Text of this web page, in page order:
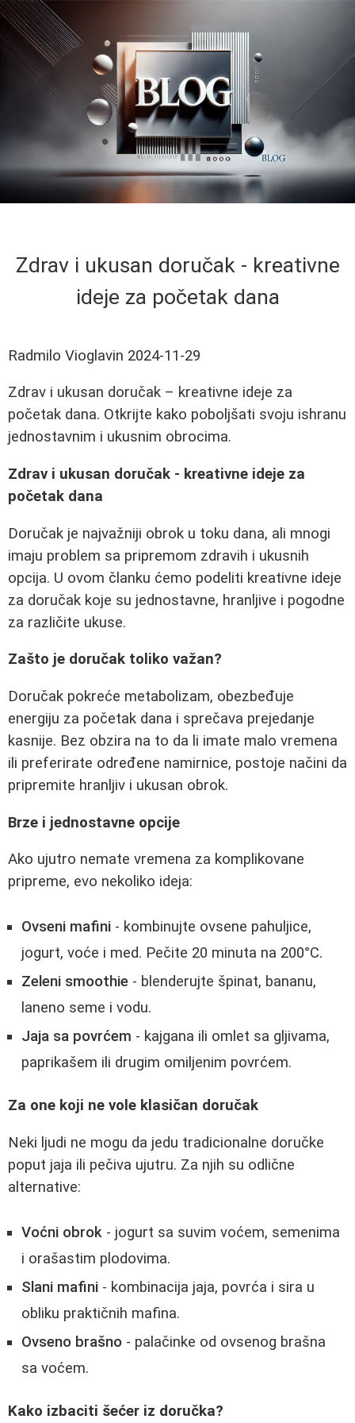
Zdrav i ukusan doručak - kreativne
ideje za početak dana
Radmilo Vioglavin 2024-11-29
Zdrav i ukusan doručak – kreativne ideje za
početak dana. Otkrijte kako poboljšati svoju ishranu
jednostavnim i ukusnim obrocima.
Zdrav i ukusan doručak - kreativne ideje za
početak dana
Doručak je najvažniji obrok u toku dana, ali mnogi
imaju problem sa pripremom zdravih i ukusnih
opcija. U ovom članku ćemo podeliti kreativne ideje
za doručak koje su jednostavne, hranljive i pogodne
za različite ukuse.
Zašto je doručak toliko važan?
Doručak pokreće metabolizam, obezbeđuje
energiju za početak dana i sprečava prejedanje
kasnije. Bez obzira na to da li imate malo vremena
ili preferirate određene namirnice, postoje načini da
pripremite hranljiv i ukusan obrok.
Brze i jednostavne opcije
Ako ujutro nemate vremena za komplikovane
pripreme, evo nekoliko ideja:
Ovseni mafini - kombinujte ovsene pahuljice,
jogurt, voće i med. Pečite 20 minuta na 200°C.
Zeleni smoothie - blenderujte špinat, bananu,
laneno seme i vodu.
Jaja sa povrćem - kajgana ili omlet sa gljivama,
paprikašem ili drugim omiljenim povrćem.
Za one koji ne vole klasičan doručak
Neki ljudi ne mogu da jedu tradicionalne doručke
poput jaja ili pečiva ujutru. Za njih su odlične
alternative:
Voćni obrok - jogurt sa suvim voćem, semenima
i orašastim plodovima.
Slani mafini - kombinacija jaja, povrća i sira u
obliku praktičnih mafina.
Ovseno brašno - palačinke od ovsenog brašna
sa voćem.
Kako izbaciti šećer iz doručka?